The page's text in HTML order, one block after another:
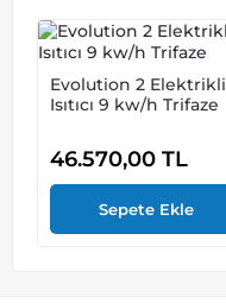
Evolution 2 Elektrikli
Isıtıcı 9 kw/h Trifaze
46.570,00 TL